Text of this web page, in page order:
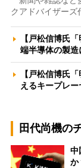
クアドバイザー
【戸松信博氏
端半導体の製
【戸松信博氏
えるキープレ
田代尚機の
中
か